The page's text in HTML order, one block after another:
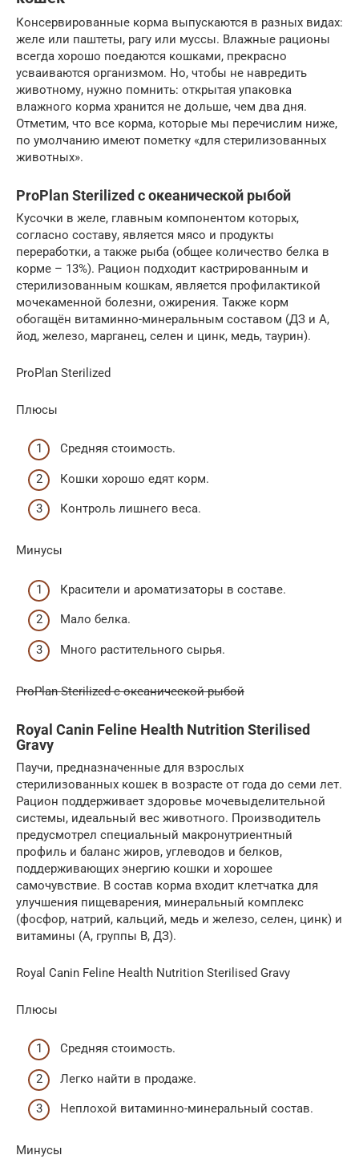
Консервированные корма выпускаются в разных видах:
желе или паштеты, рагу или муссы. Влажные рационы
всегда хорошо поедаются кошками, прекрасно
усваиваются организмом. Но, чтобы не навредить
животному, нужно помнить: открытая упаковка
влажного корма хранится не дольше, чем два дня.
Отметим, что все корма, которые мы перечислим ниже,
по умолчанию имеют пометку «для стерилизованных
животных».
ProPlan Sterilized с океанической рыбой
Кусочки в желе, главным компонентом которых,
согласно составу, является мясо и продукты
переработки, а также рыба (общее количество белка в
корме – 13%). Рацион подходит кастрированным и
стерилизованным кошкам, является профилактикой
мочекаменной болезни, ожирения. Также корм
обогащён витаминно-минеральным составом (ДЗ и А,
йод, железо, марганец, селен и цинк, медь, таурин).
ProPlan Sterilized
Плюсы
Средняя стоимость.
Кошки хорошо едят корм.
Контроль лишнего веса.
Минусы
Красители и ароматизаторы в составе.
Мало белка.
Много растительного сырья.
ProPlan Sterilized с океанической рыбой
Royal Canin Feline Health Nutrition Sterilised
Gravy
Паучи, предназначенные для взрослых
стерилизованных кошек в возрасте от года до семи лет.
Рацион поддерживает здоровье мочевыделительной
системы, идеальный вес животного. Производитель
предусмотрел специальный макронутриентный
профиль и баланс жиров, углеводов и белков,
поддерживающих энергию кошки и хорошее
самочувствие. В состав корма входит клетчатка для
улучшения пищеварения, минеральный комплекс
(фосфор, натрий, кальций, медь и железо, селен, цинк) и
витамины (А, группы В, ДЗ).
Royal Canin Feline Health Nutrition Sterilised Gravy
Плюсы
Средняя стоимость.
Легко найти в продаже.
Неплохой витаминно-минеральный состав.
Минусы